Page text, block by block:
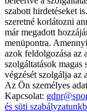
szabott hirdetéseket
szeretné korlátozni
már megadott
menüpontra.
azok feldolgozása az
szolgáltatások magas
végzését szolgálja az
Az Ön személyes
Kapcsolat:
és süti